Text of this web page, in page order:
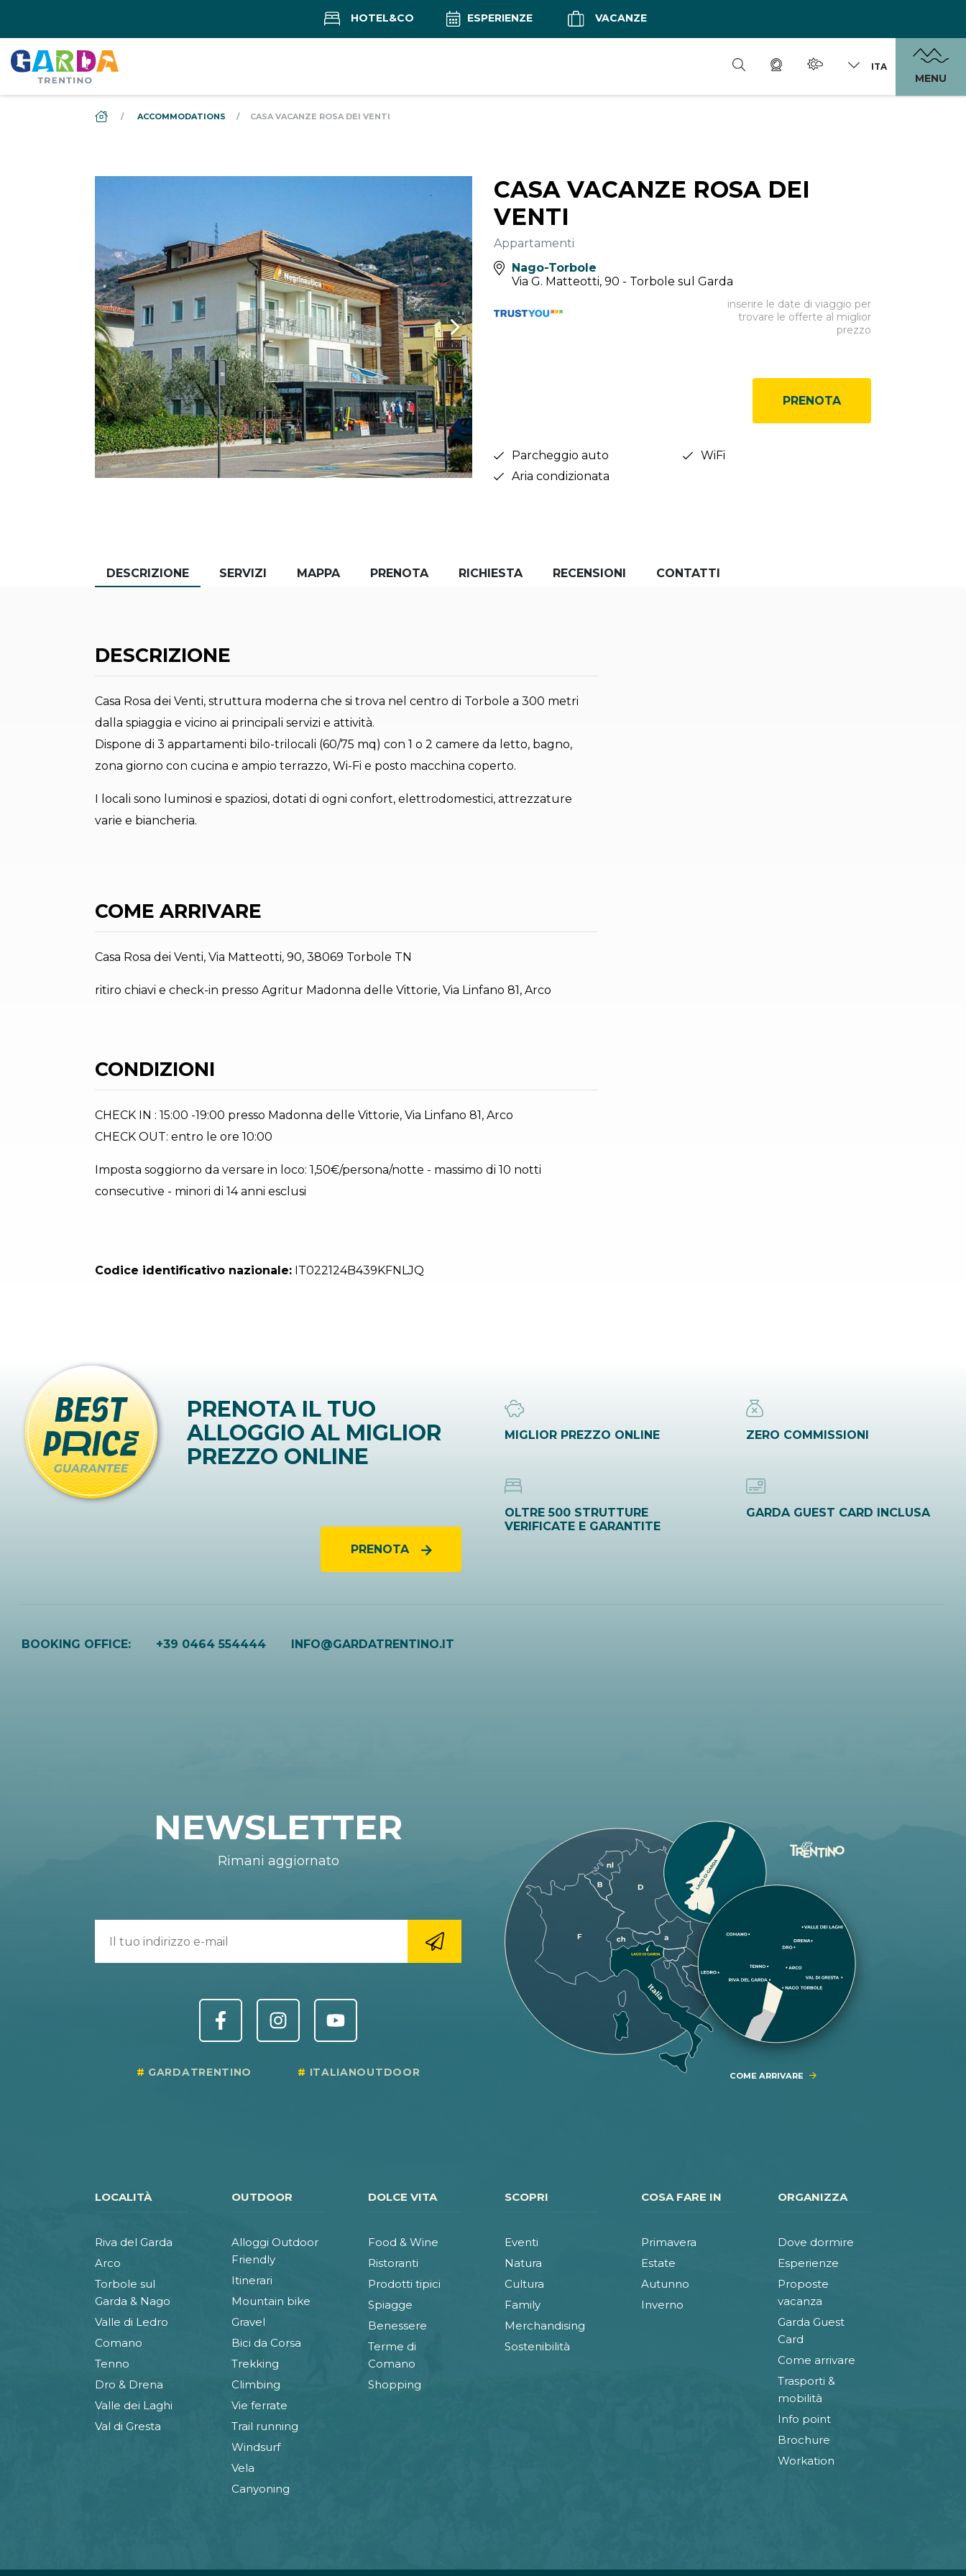
HOTEL&CO ESPERIENZE VACANZE
ITA
MENU
DS_BREADCRUMB.HOME
ACCOMMODATIONS CASA VACANZE ROSA DEI VENTI
CASA VACANZE ROSA DEI
VENTI
Appartamenti
Nago-Torbole
Via G. Matteotti, 90 - Torbole sul Garda
inserire le date di viaggio per
trovare le offerte al miglior
prezzo
PRENOTA
Parcheggio auto
WiFi
Aria condizionata
DESCRIZIONE SERVIZI MAPPA PRENOTA RICHIESTA RECENSIONI CONTATTI
DESCRIZIONE
Casa Rosa dei Venti, struttura moderna che si trova nel centro di Torbole a 300 metri
dalla spiaggia e vicino ai principali servizi e attività.
Dispone di 3 appartamenti bilo-trilocali (60/75 mq) con 1 o 2 camere da letto, bagno,
zona giorno con cucina e ampio terrazzo, Wi-Fi e posto macchina coperto.
I locali sono luminosi e spaziosi, dotati di ogni confort, elettrodomestici, attrezzature
varie e biancheria.
COME ARRIVARE
Casa Rosa dei Venti, Via Matteotti, 90, 38069 Torbole TN
ritiro chiavi e check-in presso Agritur Madonna delle Vittorie, Via Linfano 81, Arco
CONDIZIONI
CHECK IN : 15:00 -19:00 presso Madonna delle Vittorie, Via Linfano 81, Arco
CHECK OUT: entro le ore 10:00
Imposta soggiorno da versare in loco: 1,50€/persona/notte - massimo di 10 notti
consecutive - minori di 14 anni esclusi
Codice identificativo nazionale: IT022124B439KFNLJQ
PRENOTA IL TUO
ALLOGGIO AL MIGLIOR
PREZZO ONLINE
PRENOTA
MIGLIOR PREZZO ONLINE ZERO COMMISSIONI
OLTRE 500 STRUTTURE
VERIFICATE E GARANTITE
GARDA GUEST CARD INCLUSA
BOOKING OFFICE: +39 0464 554444 INFO@GARDATRENTINO.IT
COME ARRIVARE
NEWSLETTER
Rimani aggiornato
GARDATRENTINO ITALIANOUTDOOR
LOCALITÀ
Riva del Garda
Arco
Torbole sul
Garda & Nago
Valle di Ledro
Comano
Tenno
Dro & Drena
Valle dei Laghi
Val di Gresta
OUTDOOR
Alloggi Outdoor
Friendly
Itinerari
Mountain bike
Gravel
Bici da Corsa
Trekking
Climbing
Vie ferrate
Trail running
Windsurf
Vela
Canyoning
DOLCE VITA
Food & Wine
Ristoranti
Prodotti tipici
Spiagge
Benessere
Terme di
Comano
Shopping
SCOPRI
Eventi
Natura
Cultura
Family
Merchandising
Sostenibilità
COSA FARE IN
Primavera
Estate
Autunno
Inverno
ORGANIZZA
Dove dormire
Esperienze
Proposte
vacanza
Garda Guest
Card
Come arrivare
Trasporti &
mobilità
Info point
Brochure
Workation